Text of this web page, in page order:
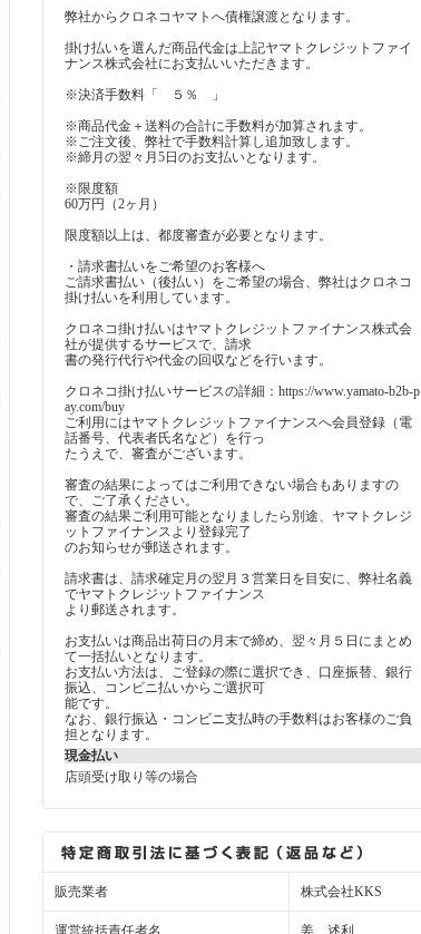
弊社からクロネコヤマトへ債権譲渡となります。
掛け払いを選んだ商品代金は上記ヤマトクレジットファイ
ナンス株式会社にお支払いいただきます。
※決済手数料「 ５％ 」
※商品代金＋送料の合計に手数料が加算されます。
※ご注文後、弊社で手数料計算し追加致します。
※締月の翌々月5日のお支払いとなります。
※限度額
60万円（2ヶ月）
限度額以上は、都度審査が必要となります。
・請求書払いをご希望のお客様へ
ご請求書払い（後払い）をご希望の場合、弊社はクロネコ
掛け払いを利用しています。
クロネコ掛け払いはヤマトクレジットファイナンス株式会
社が提供するサービスで、請求
書の発行代行や代金の回収などを行います。
クロネコ掛け払いサービスの詳細：https://www.yamato-b2b-p
ay.com/buy
ご利用にはヤマトクレジットファイナンスへ会員登録（電
話番号、代表者氏名など）を行っ
たうえで、審査がございます。
審査の結果によってはご利用できない場合もありますの
で、ご了承ください。
審査の結果ご利用可能となりましたら別途、ヤマトクレジ
ットファイナンスより登録完了
のお知らせが郵送されます。
請求書は、請求確定月の翌月３営業日を目安に、弊社名義
でヤマトクレジットファイナンス
より郵送されます。
お支払いは商品出荷日の月末で締め、翌々月５日にまとめ
て一括払いとなります。
お支払い方法は、ご登録の際に選択でき、口座振替、銀行
振込、コンビニ払いからご選択可
能です。
なお、銀行振込・コンビニ支払時の手数料はお客様のご負
担となります。
現金払い
店頭受け取り等の場合
販売業者 株式会社KKS
運営統括責任者名 姜 述利